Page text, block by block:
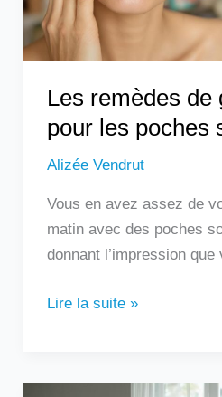
Les remèdes de
pour les poches
Alizée Vendrut
Vous en avez assez de
matin avec des poches
donnant l’impression que
poches
sous
les
yeux
Lire la suite »